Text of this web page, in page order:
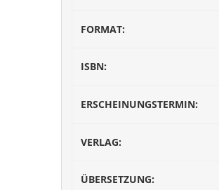
FORMAT:
ISBN:
ERSCHEINUNGSTERMIN:
VERLAG:
ÜBERSETZUNG: